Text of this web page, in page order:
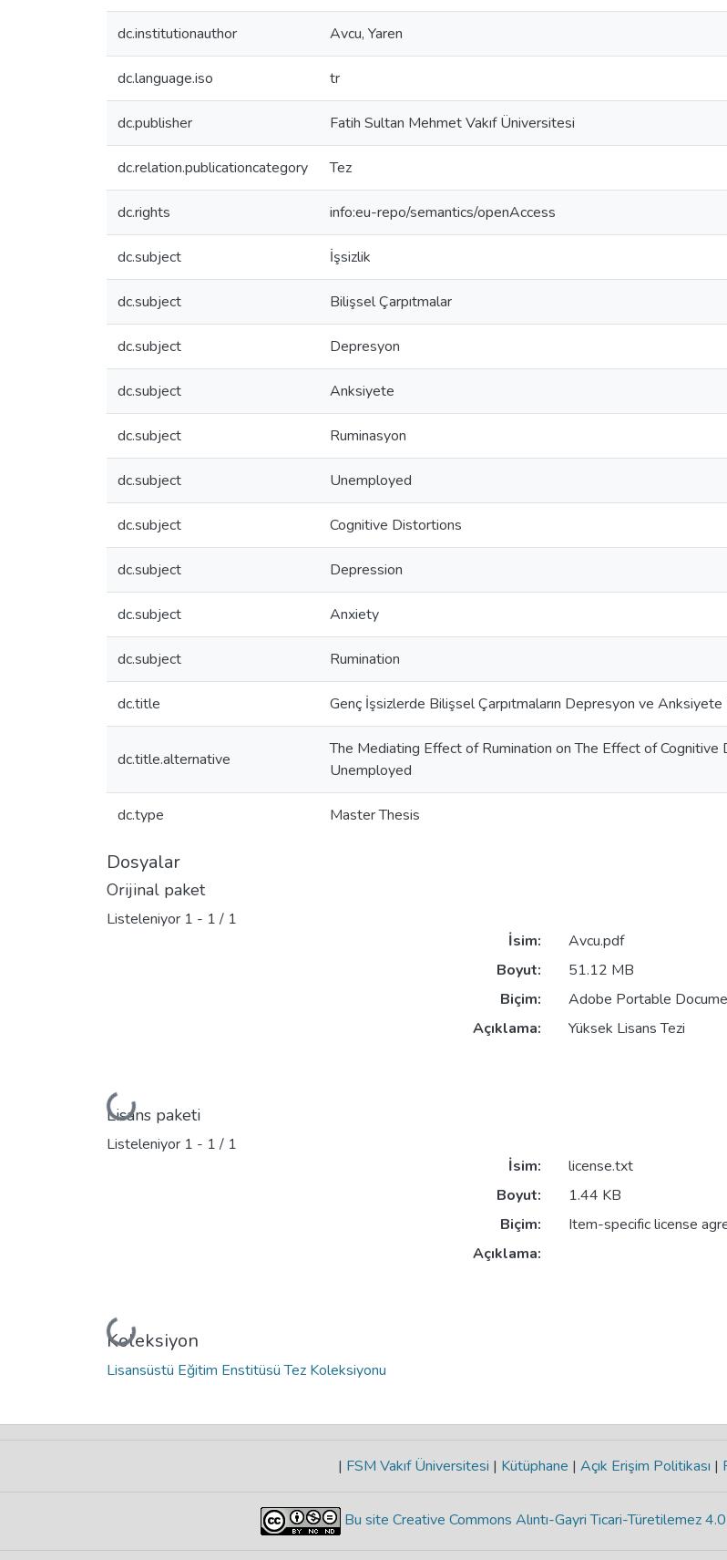
dc.institutionauthor Avcu, Yaren
dc.language.iso tr
dc.publisher Fatih Sultan Mehmet Vakıf Üniversitesi
dc.relation.publicationcategory Tez
dc.rights info:eu-repo/semantics/openAccess
dc.subject İşsizlik
dc.subject Bilişsel Çarpıtmalar
dc.subject Depresyon
dc.subject Anksiyete
dc.subject Ruminasyon
dc.subject Unemployed
dc.subject Cognitive Distortions
dc.subject Depression
dc.subject Anxiety
dc.subject Rumination
dc.title Genç İşsizlerde Bilişsel Çarpıtmaların Depresyon ve
dc.title.alternative
The Mediating Effect of Rumination on The Effect of
Unemployed
dc.type Master Thesis
Dosyalar
Orijinal paket
Listeleniyor 1 - 1 / 1
Yükleniyor...
İsim:
Avcu.pdf
Boyut:
51.12 MB
Biçim:
Adobe Portable
Açıklama:
Yüksek Lisans Tezi
Lisans paketi
Listeleniyor 1 - 1 / 1
Yükleniyor...
İsim:
license.txt
Boyut:
1.44 KB
Biçim:
Item-specific license
Açıklama:
Koleksiyon
Lisansüstü Eğitim Enstitüsü Tez Koleksiyonu
| FSM Vakıf Üniversitesi | Kütüphane | Açık Erişim Politikası |
Bu site Creative Commons Alıntı-Gayri Ticari-Türetilemez